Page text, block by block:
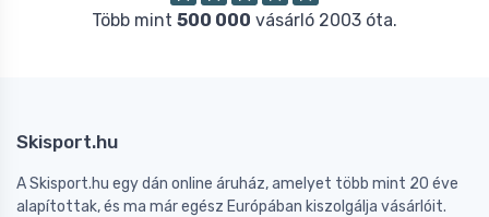
Több mint 500 000 vásárló 2003 óta.
Skisport.hu
A Skisport.hu egy dán online áruház, amelyet több mint 20 éve
alapítottak, és ma már egész Európában kiszolgálja vásárlóit.